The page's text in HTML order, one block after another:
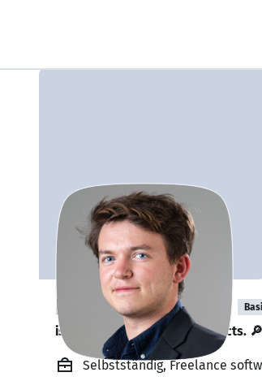
Frederick Pringle
is looking for freelance projects. 🔎
Selbstständig, Freelance